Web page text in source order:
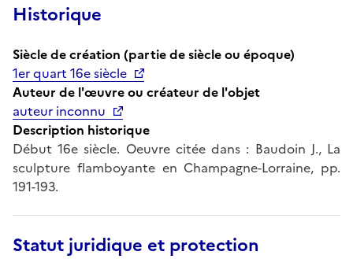
Historique
Siècle de création (partie de siècle ou époque)
1er quart 16e siècle
Auteur de l'œuvre ou créateur de l'objet
auteur inconnu
Description historique
Début 16e siècle. Oeuvre citée dans : Baudoin J., La
sculpture flamboyante en Champagne-Lorraine, pp.
191-193.
Statut juridique et protection